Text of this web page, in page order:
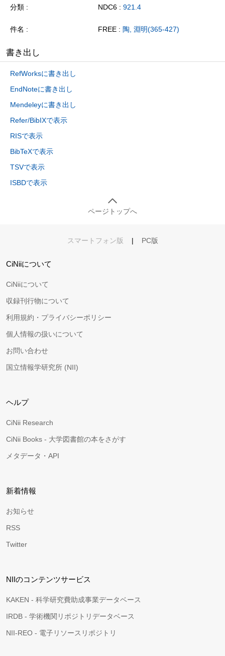
分類 NDC6 : 921.4
件名 FREE : 陶, 淵明(365-427)
書き出し
RefWorksに書き出し
EndNoteに書き出し
Mendeleyに書き出し
Refer/BibIXで表示
RISで表示
BibTeXで表示
TSVで表示
ISBDで表示
ページトップへ
スマートフォン版 | PC版
CiNiiについて
CiNiiについて
収録刊行物について
利用規約・プライバシーポリシー
個人情報の扱いについて
お問い合わせ
国立情報学研究所 (NII)
ヘルプ
CiNii Research
CiNii Books - 大学図書館の本をさがす
メタデータ・API
新着情報
お知らせ
RSS
Twitter
NIIのコンテンツサービス
KAKEN - 科学研究費助成事業データベース
IRDB - 学術機関リポジトリデータベース
NII-REO - 電子リソースリポジトリ